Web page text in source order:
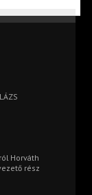
Horváth
rész